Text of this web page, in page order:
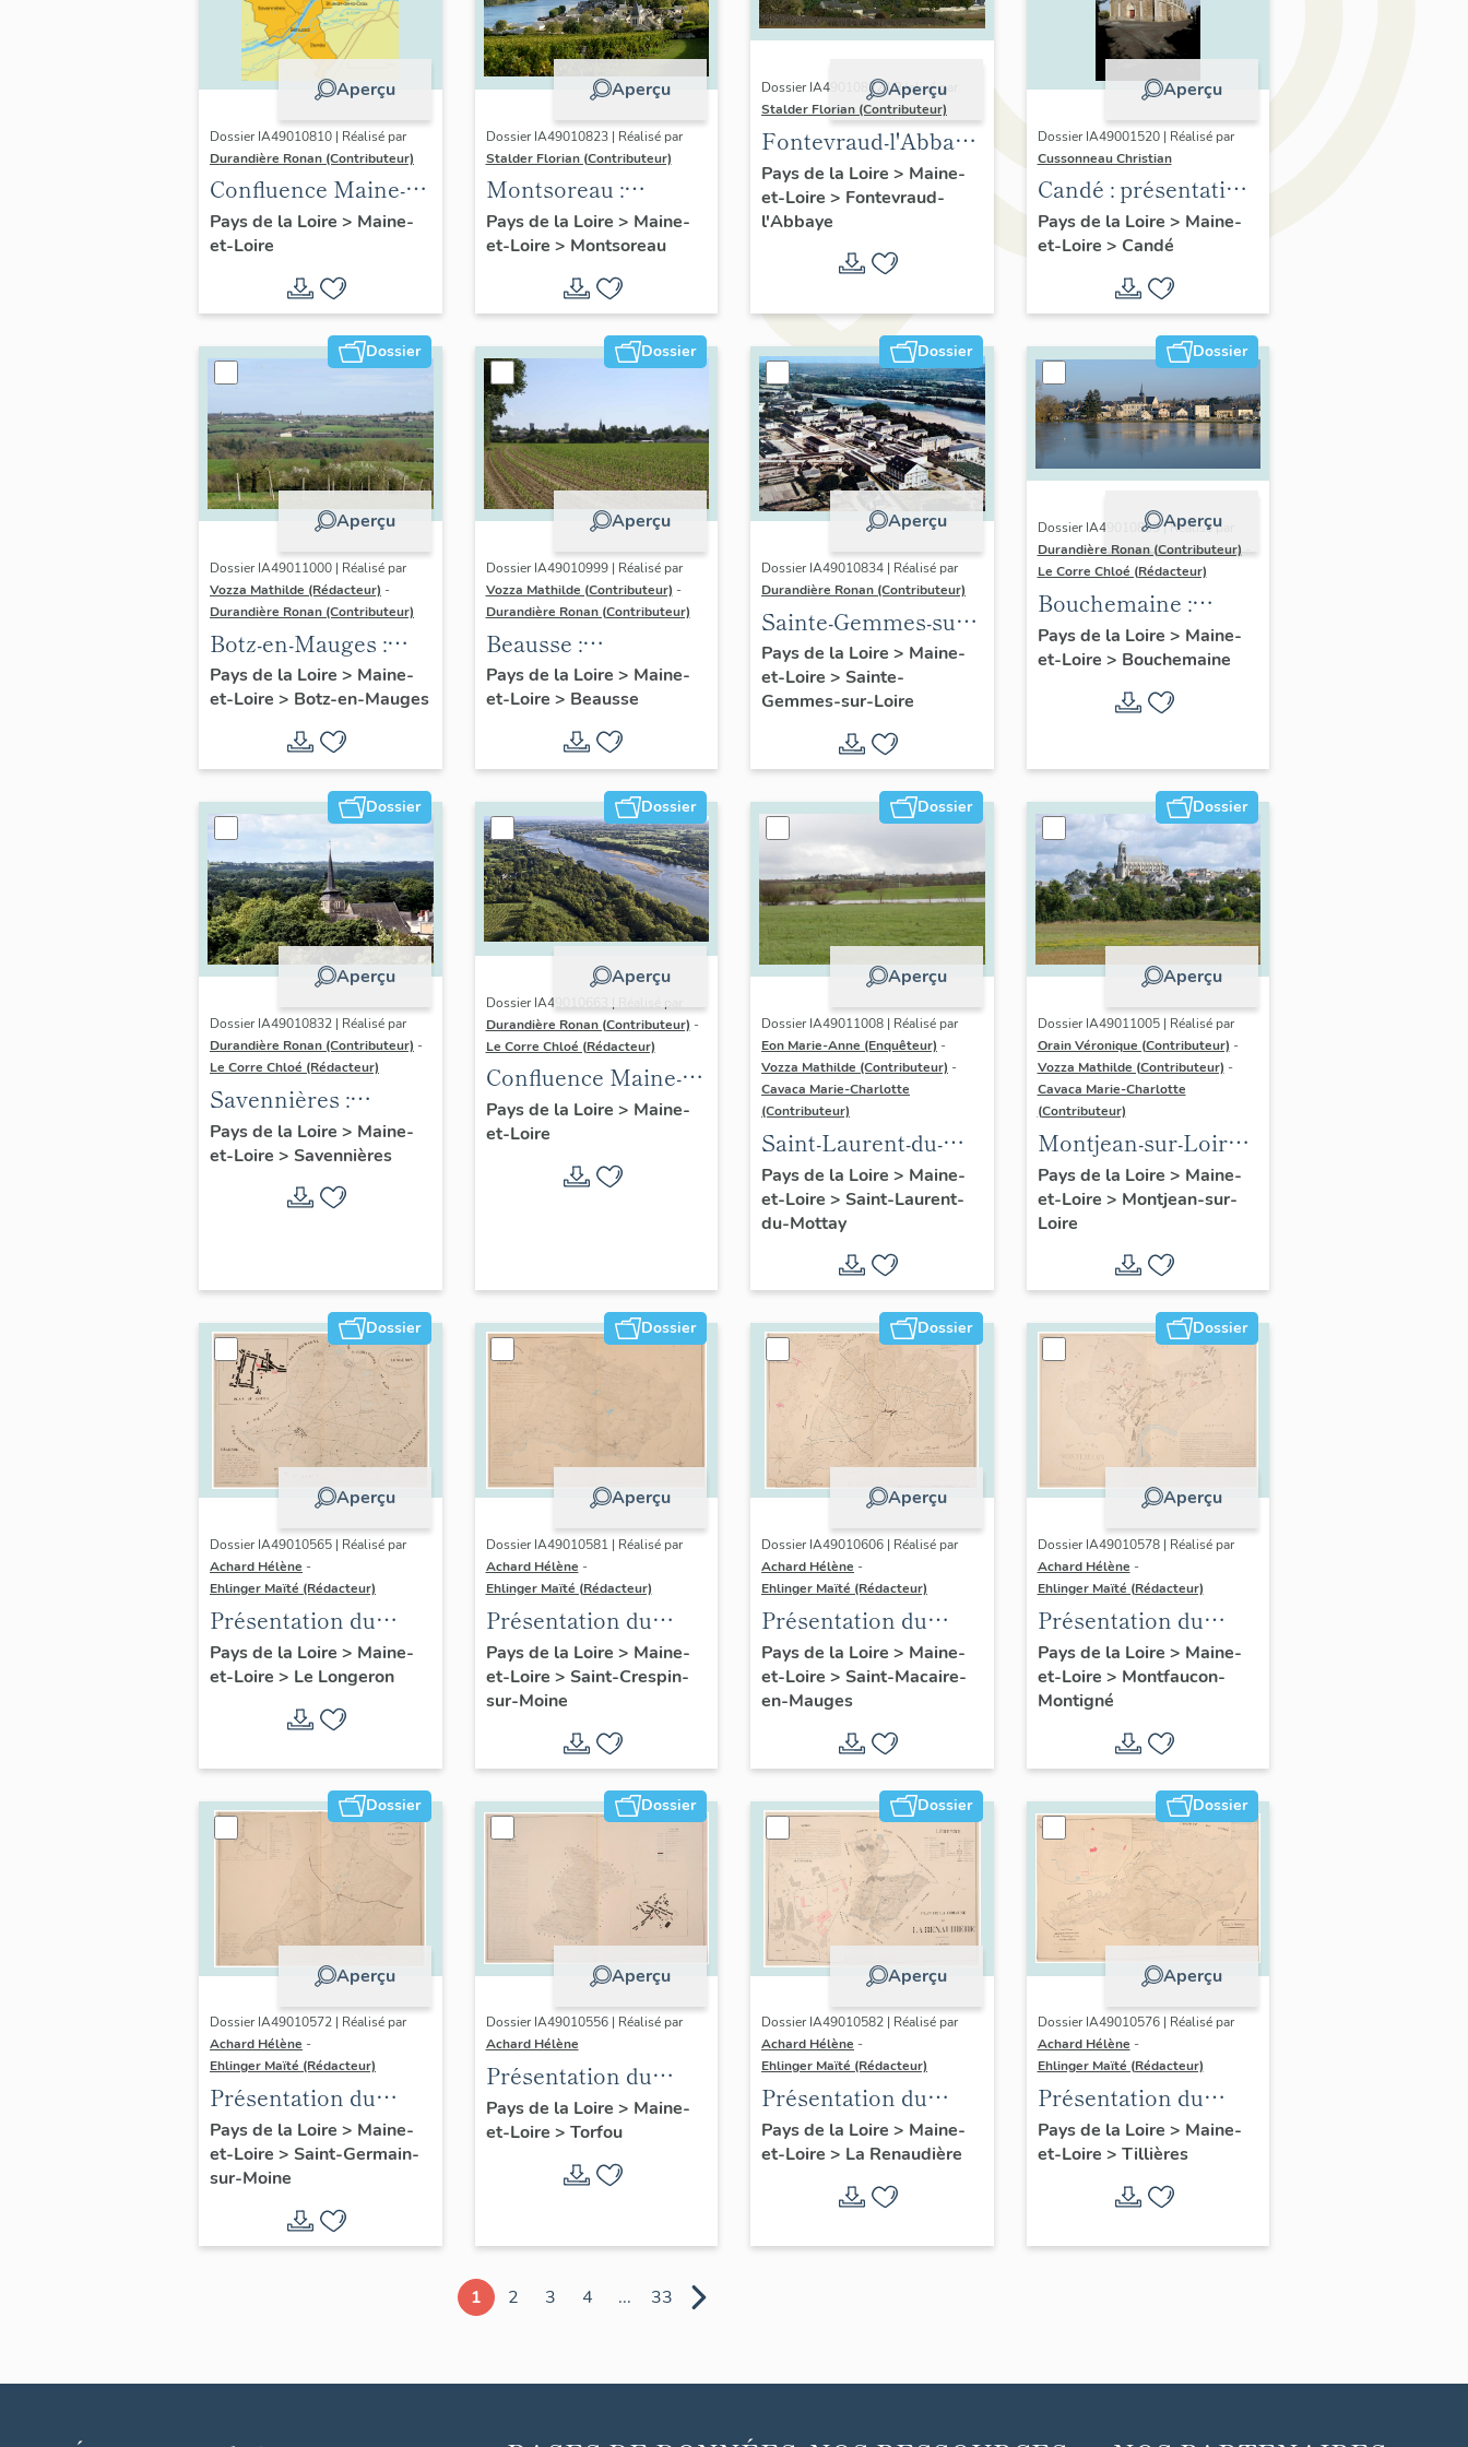
Aperçu
Dossier IA49010810 | Réalisé par
Durandière Ronan (Contributeur)
Confluence Maine-
Loire : présentation
de l'opération
thématique
Pays de la Loire > Maine-
et-Loire
Aperçu
Dossier IA49010823 | Réalisé par
Stalder Florian (Contributeur)
Montsoreau :
présentation de la
commune
Pays de la Loire > Maine-
et-Loire > Montsoreau
Aperçu
Dossier IA49010822 | Réalisé par
Stalder Florian (Contributeur)
Fontevraud-l'Abbaye
: présentation de la
commune
Pays de la Loire > Maine-
et-Loire > Fontevraud-
l'Abbaye
Aperçu
Dossier IA49001520 | Réalisé par
Cussonneau Christian
Candé : présentation
de la commune
Pays de la Loire > Maine-
et-Loire > Candé
Dossier
Aperçu
Dossier IA49011000 | Réalisé par
Vozza Mathilde (Rédacteur) -
Durandière Ronan (Contributeur)
Botz-en-Mauges :
présentation de la
commune
Pays de la Loire > Maine-
et-Loire > Botz-en-Mauges
Dossier
Aperçu
Dossier IA49010999 | Réalisé par
Vozza Mathilde (Contributeur) -
Durandière Ronan (Contributeur)
Beausse :
présentation de la
commune
Pays de la Loire > Maine-
et-Loire > Beausse
Dossier
Aperçu
Dossier IA49010834 | Réalisé par
Durandière Ronan (Contributeur)
Sainte-Gemmes-sur-
Loire : présentation
de la commune
Pays de la Loire > Maine-
et-Loire > Sainte-
Gemmes-sur-Loire
Dossier
Aperçu
Dossier IA49010833 | Réalisé par
Durandière Ronan (Contributeur)
Le Corre Chloé (Rédacteur)
Bouchemaine :
présentation de la
commune
Pays de la Loire > Maine-
et-Loire > Bouchemaine
Dossier
Aperçu
Dossier IA49010832 | Réalisé par
Durandière Ronan (Contributeur) -
Le Corre Chloé (Rédacteur)
Savennières :
présentation de la
commune
Pays de la Loire > Maine-
et-Loire > Savennières
Dossier
Aperçu
Dossier IA49010663 | Réalisé par
Durandière Ronan (Contributeur) -
Le Corre Chloé (Rédacteur)
Confluence Maine-
Loire : présentation
de l'aire d'étude
Pays de la Loire > Maine-
et-Loire
Dossier
Aperçu
Dossier IA49011008 | Réalisé par
Eon Marie-Anne (Enquêteur) -
Vozza Mathilde (Contributeur) -
Cavaca Marie-Charlotte
(Contributeur)
Saint-Laurent-du-
Mottay :
présentation de la
commune
Pays de la Loire > Maine-
et-Loire > Saint-Laurent-
du-Mottay
Dossier
Aperçu
Dossier IA49011005 | Réalisé par
Orain Véronique (Contributeur) -
Vozza Mathilde (Contributeur) -
Cavaca Marie-Charlotte
(Contributeur)
Montjean-sur-Loire :
présentation de la
commune
Pays de la Loire > Maine-
et-Loire > Montjean-sur-
Loire
Dossier
Aperçu
Dossier IA49010565 | Réalisé par
Achard Hélène -
Ehlinger Maïté (Rédacteur)
Présentation du
patrimoine
industriel de la
commune du
Pays de la Loire > Maine-
et-Loire > Le Longeron
Dossier
Aperçu
Dossier IA49010581 | Réalisé par
Achard Hélène -
Ehlinger Maïté (Rédacteur)
Présentation du
patrimoine
industriel de la
commune de Saint-
Crespin-sur-Moine
Pays de la Loire > Maine-
et-Loire > Saint-Crespin-
sur-Moine
Dossier
Aperçu
Dossier IA49010606 | Réalisé par
Achard Hélène -
Ehlinger Maïté (Rédacteur)
Présentation du
patrimoine
industriel de la
commune de Saint-
Macaire-en-Mauges
Pays de la Loire > Maine-
et-Loire > Saint-Macaire-
en-Mauges
Dossier
Aperçu
Dossier IA49010578 | Réalisé par
Achard Hélène -
Ehlinger Maïté (Rédacteur)
Présentation du
patrimoine
industriel de la
commune de
Montfaucon-
Montigné
Pays de la Loire > Maine-
et-Loire > Montfaucon-
Montigné
Dossier
Aperçu
Dossier IA49010572 | Réalisé par
Achard Hélène -
Ehlinger Maïté (Rédacteur)
Présentation du
patrimoine
industriel de la
commune de Saint-
Germain-sur-Moine
Pays de la Loire > Maine-
et-Loire > Saint-Germain-
sur-Moine
Dossier
Aperçu
Dossier IA49010556 | Réalisé par
Achard Hélène
Présentation du
patrimoine
industriel de la
commune de Torfou
Pays de la Loire > Maine-
et-Loire > Torfou
Dossier
Aperçu
Dossier IA49010582 | Réalisé par
Achard Hélène -
Ehlinger Maïté (Rédacteur)
Présentation du
patrimoine
industriel de la
commune de La
Pays de la Loire > Maine-
et-Loire > La Renaudière
Dossier
Aperçu
Dossier IA49010576 | Réalisé par
Achard Hélène -
Ehlinger Maïté (Rédacteur)
Présentation du
patrimoine
industriel de la
commune de
Pays de la Loire > Maine-
et-Loire > Tillières
1 2 3 4 ... 33